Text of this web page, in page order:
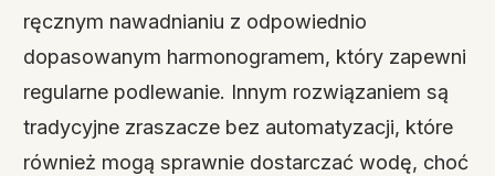
ręcznym nawadnianiu z odpowiednio
dopasowanym harmonogramem, który zapewni
regularne podlewanie. Innym rozwiązaniem są
tradycyjne zraszacze bez automatyzacji, które
również mogą sprawnie dostarczać wodę, choć